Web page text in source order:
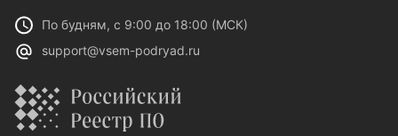
По будням, с 9:00 до 18:00 (МСК)
support@vsem-podryad.ru